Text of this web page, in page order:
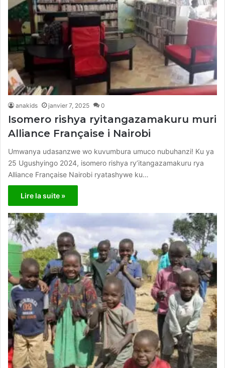
anakids janvier 7, 2025 0
Isomero rishya ryitangazamakuru muri
Alliance Française i Nairobi
Umwanya udasanzwe wo kuvumbura umuco nubuhanzi! Ku ya
25 Ugushyingo 2024, isomero rishya ry’itangazamakuru rya
Alliance Française Nairobi ryatashywe ku…
Lire la suite »